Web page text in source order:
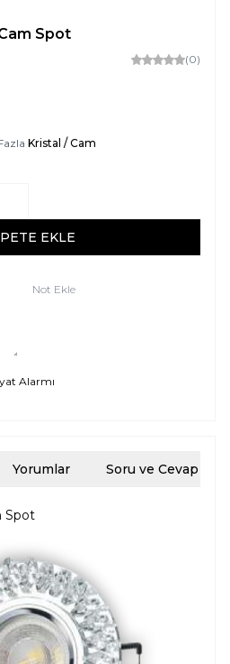
Spot
(0)
Kristal / Cam
EKLE
Not Ekle
Alarmı
Yorumlar Soru ve Cevap
Spot